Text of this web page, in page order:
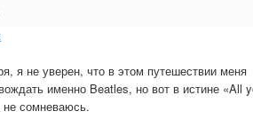
я не уверен, что в этом путешествии меня
именно Beatles, но вот в истине «All
сомневаюсь.